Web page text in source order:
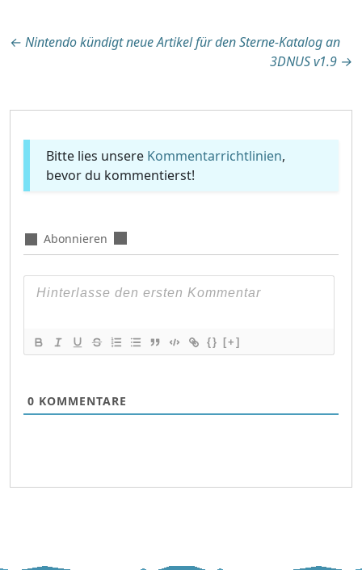
Beitragsnavigation
← Nintendo kündigt neue Artikel für den Sterne-Katalog an
3DNUS v1.9 →
Bitte lies unsere Kommentarrichtlinien,
bevor du kommentierst!
Abonnieren
{} [+]
0 KOMMENTARE